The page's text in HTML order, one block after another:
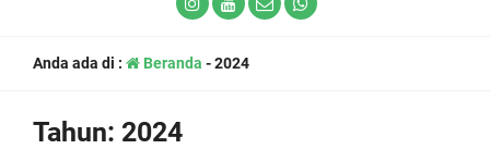
Anda ada di : Beranda -2024
Tahun: 2024